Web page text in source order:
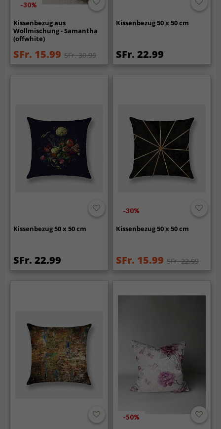
-30%
Kissenbezug aus
Wollmischung - Samantha
(offwhite)
SFr. 15.99 SFr. 30.99
Kissenbezug 50 x 50 cm
SFr. 22.99
Kissenbezug 50 x 50 cm
SFr. 22.99
-30%
Kissenbezug 50 x 50 cm
SFr. 15.99 SFr. 22.99
-50%